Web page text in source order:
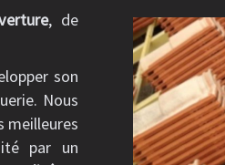
, de
son
Nous
meilleures
par un